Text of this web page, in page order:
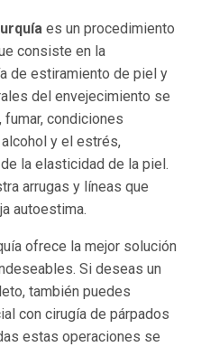
es un procedimiento
consiste en la
de estiramiento de piel y
del envejecimiento se
condiciones
y el estrés,
la elasticidad de la piel.
arrugas y líneas que
autoestima.
ofrece la mejor solución
Si deseas un
también puedes
con cirugía de párpados
estas operaciones se